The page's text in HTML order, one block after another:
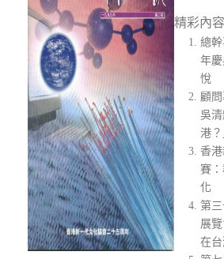
精彩內
總
年
悅
顧
吳
港？
香
賽
化
第
展
在